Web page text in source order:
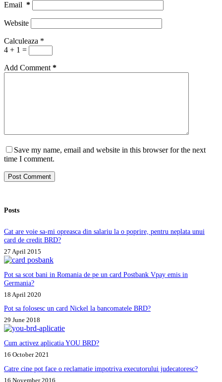
Email *
Website
Calculeaza *
4 + 1 =
Add Comment *
Save my name, email and website in this browser for the next
time I comment.
Post Comment
Posts
Cat are voie sa-mi opreasca din salariu la o poprire, pentru neplata unui
card de credit BRD?
27 April 2015
Pot sa scot bani in Romania de pe un card Postbank Vpay emis in
Germania?
18 April 2020
Pot sa folosesc un card Nickel la bancomatele BRD?
29 June 2018
Cum activez aplicatia YOU BRD?
16 October 2021
Catre cine pot face o reclamatie impotriva executorului judecatoresc?
16 November 2016